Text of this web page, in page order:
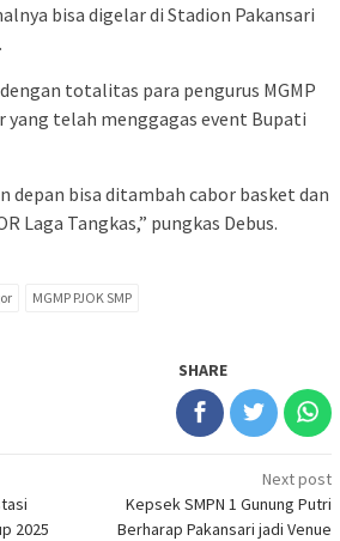
bisa digelar di Stadion Pakansari
totalitas para pengurus MGMP
yang telah menggagas event Bupati
depan bisa ditambah cabor basket dan
Laga Tangkas,” pungkas Debus.
MGMP PJOK SMP
SHARE
2025
Next post
Kepsek SMPN 1 Gunung Putri
Berharap Pakansari jadi Venue